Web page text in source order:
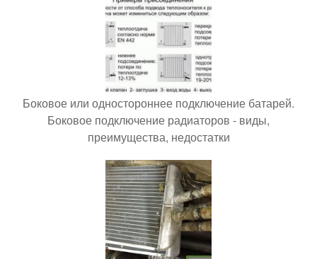
Боковое или одностороннее подключение батарей.
Боковое подключение радиаторов - виды,
преимущества, недостатки